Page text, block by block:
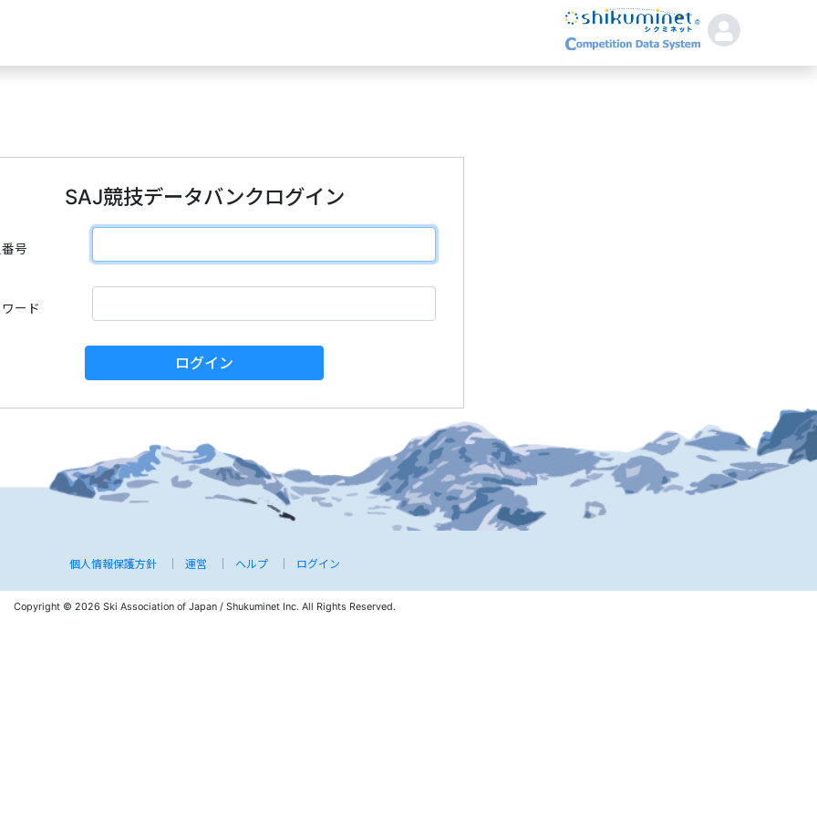
SAJ競技データバンクログイン
号
ード
ログイン
個人情報保護方針 運営 ヘルプ ログイン
Copyright © 2026 Ski Association of Japan / Shukuminet Inc. All Rights Reserved.